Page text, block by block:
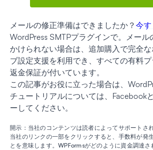
メールの修正準備はできましたか？ 今す
WordPress SMTPプラグインで。メール
かけられない場合は、追加購入で完全
ブ設定支援を利用でき、すべての有料
返金保証が付いています。
この記事がお役に立った場合は、
チュートリアルについては、Facebook
ーしてください。
開示：当社のコンテンツは読者によってサポートさ
当社のリンクの一部をクリックすると、手数料が発
とを意味します。WPFormsがどのように資金調達